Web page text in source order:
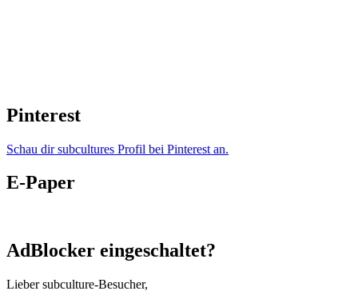
Pinterest
Schau dir subcultures Profil bei Pinterest an.
E-Paper
AdBlocker eingeschaltet?
Lieber subculture-Besucher,